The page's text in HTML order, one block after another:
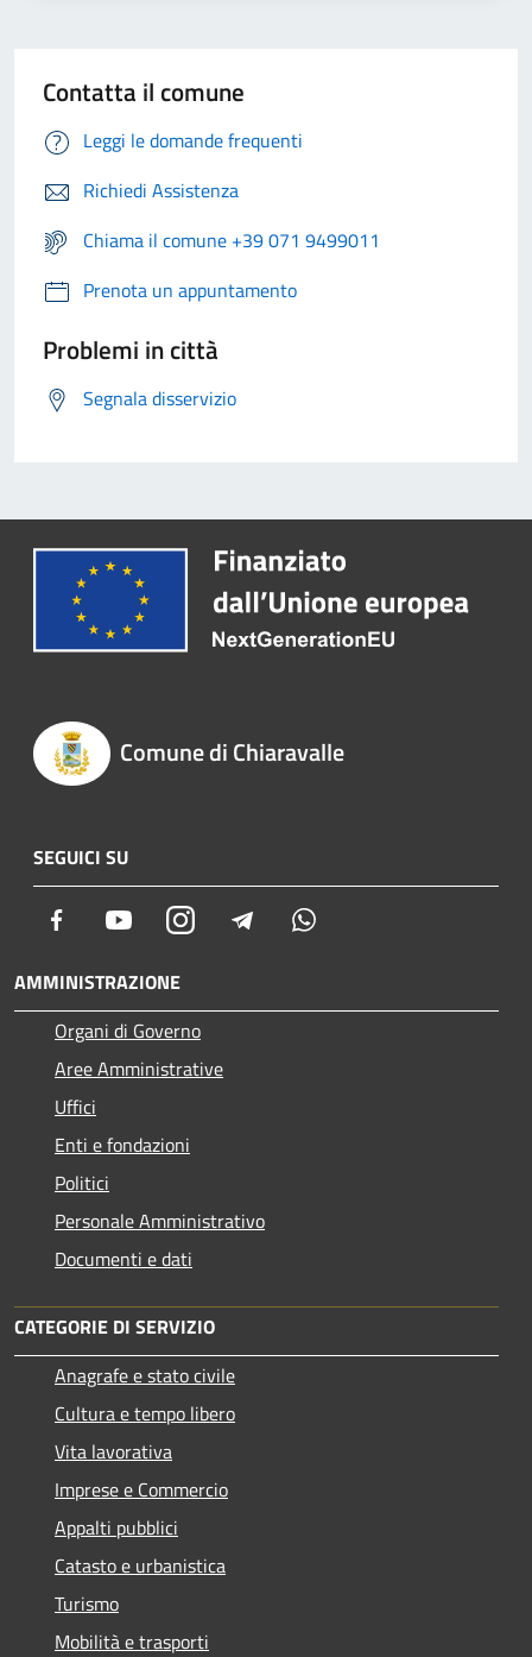
Contatta il comune
Leggi le domande frequenti
Richiedi Assistenza
Chiama il comune +39 071 9499011
Prenota un appuntamento
Problemi in città
Segnala disservizio
Comune di Chiaravalle
SEGUICI SU
Facebook YoutubeInstagram Telegram
AMMINISTRAZIONE
Organi di Governo
Aree Amministrative
Uffici
Enti e fondazioni
Politici
Personale Amministrativo
Documenti e dati
CATEGORIE DI SERVIZIO
Anagrafe e stato civile
Cultura e tempo libero
Vita lavorativa
Imprese e Commercio
Appalti pubblici
Catasto e urbanistica
Turismo
Mobilità e trasporti